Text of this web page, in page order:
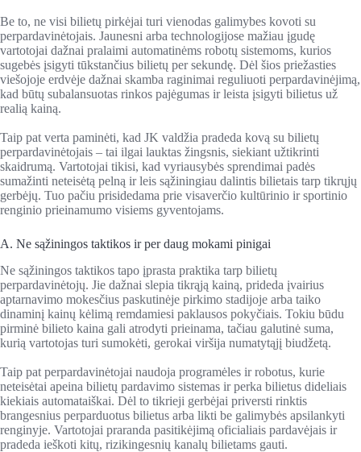
Be to, ne visi bilietų pirkėjai turi vienodas galimybes kovoti su
perpardavinėtojais. Jaunesni arba technologijose mažiau įgudę
vartotojai dažnai pralaimi automatinėms robotų sistemoms, kurios
sugebės įsigyti tūkstančius bilietų per sekundę. Dėl šios priežasties
viešojoje erdvėje dažnai skamba raginimai reguliuoti perpardavinėjimą,
kad būtų subalansuotas rinkos pajėgumas ir leista įsigyti bilietus už
realią kainą.
Taip pat verta paminėti, kad JK valdžia pradeda kovą su bilietų
perpardavinėtojais – tai ilgai lauktas žingsnis, siekiant užtikrinti
skaidrumą. Vartotojai tikisi, kad vyriausybės sprendimai padės
sumažinti neteisėtą pelną ir leis sąžiningiau dalintis bilietais tarp tikrųjų
gerbėjų. Tuo pačiu prisidedama prie visaverčio kultūrinio ir sportinio
renginio prieinamumo visiems gyventojams.
A. Ne sąžiningos taktikos ir per daug mokami pinigai
Ne sąžiningos taktikos tapo įprasta praktika tarp bilietų
perpardavinėtojų. Jie dažnai slepia tikrąją kainą, prideda įvairius
aptarnavimo mokesčius paskutinėje pirkimo stadijoje arba taiko
dinaminį kainų kėlimą remdamiesi paklausos pokyčiais. Tokiu būdu
pirminė bilieto kaina gali atrodyti prieinama, tačiau galutinė suma,
kurią vartotojas turi sumokėti, gerokai viršija numatytąjį biudžetą.
Taip pat perpardavinėtojai naudoja programėles ir robotus, kurie
neteisėtai apeina bilietų pardavimo sistemas ir perka bilietus dideliais
kiekiais automataiškai. Dėl to tikrieji gerbėjai priversti rinktis
brangesnius perparduotus bilietus arba likti be galimybės apsilankyti
renginyje. Vartotojai praranda pasitikėjimą oficialiais pardavėjais ir
pradeda ieškoti kitų, rizikingesnių kanalų bilietams gauti.